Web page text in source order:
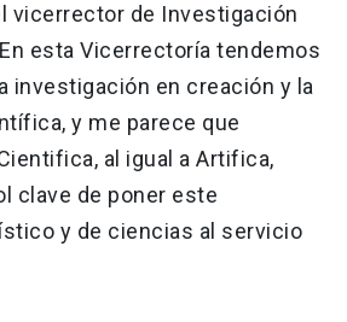
vicerrector de Investigación
esta Vicerrectoría tendemos
investigación en creación y la
y me parece que
al igual a Artifica,
clave de poner este
y de ciencias al servicio